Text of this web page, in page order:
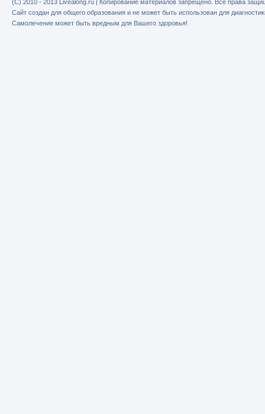
(C) 2010 - 2013 Livealong.ru | Копирование материалов запрещено. Все права
Сайт создан для общего образования и не может быть использован для
Самолечение может быть вредным для Вашего здоровья!